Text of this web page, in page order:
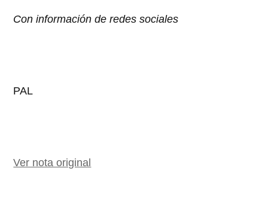
Con información de redes sociales
PAL
Ver nota original